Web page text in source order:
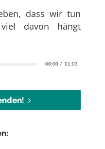
00:00 01:03
dass wir tun
davon hängt